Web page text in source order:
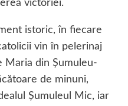
victoriei.
istoric, în fiecare
vin în pelerinaj
Maria din Şumuleu-
de minuni,
Şumuleul Mic, iar